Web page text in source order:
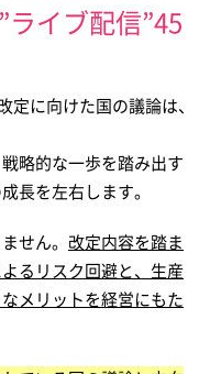
イブ配信”45
に向けた国の議論は、
略的な一歩を踏み出す
長を左右します。
せん。 改定内容を踏ま
るリスク回避と、生産
メリットを経営にもた